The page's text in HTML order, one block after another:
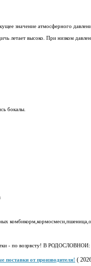
значение атмосферного
летает высоко. При низком
бокалы.
- по возрвсту! В РОДОСЛОВНОИ:
от производителя! (